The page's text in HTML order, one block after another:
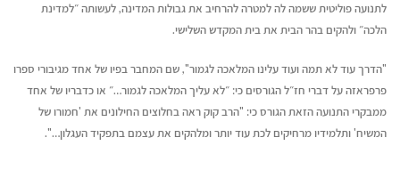
לתנועה פוליטית ששמה לה למטרה להרחיב את גבולות המדינה, לעשותה ״למדינת
הלכה״ ולהקים בהר הבית את בית המקדש השלישי.
"הדרך עוד לא תמה ועוד עלינו המלאכה לגמור", שם המחבר בפיו של אחד מגיבורי ספרו
פרפראזה על דברי חז״ל הגורסים כי: ״לא עליך המלאכה לגמור…״ או כדבריו של אחד
ממבקרי התנועה הזאת הגורס כי: "הרב קוק ראה בחלוצים החילונים את 'חמורו של
המשיח' ותלמידיו מרחיקים לכת עוד יותר ומלהקים את עצמם בתפקיד העגלון…".